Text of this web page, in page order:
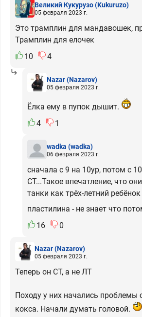
Великий Кукурузо(Kukuruzo)
05 февраля 2023 г.
Это трамплин для мандавошек,
Трамплин для елочек
10
4
Nazar(Nazarov)
05 февраля 2023 г.
Ёлка ему в пупок дышит.
4
1
wadka (wadka)
06 февраля 2023 г.
сначала с 9 на 10ур, потом с
СТ...Такое впечатление, что
танки как трёх-летний
пластилина - не знает что
16
0
Nazar(Nazarov)
05 февраля 2023 г.
Теперь он СТ, а не ЛТ
Походу у них начались проблемы
кокса. Начали думать головой.